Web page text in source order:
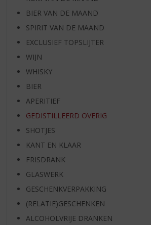
BIER VAN DE MAAND
SPIRIT VAN DE MAAND
EXCLUSIEF TOPSLIJTER
WIJN
WHISKY
BIER
APERITIEF
GEDISTILLEERD OVERIG
SHOTJES
KANT EN KLAAR
FRISDRANK
GLASWERK
GESCHENKVERPAKKING
(RELATIE)GESCHENKEN
ALCOHOLVRIJE DRANKEN